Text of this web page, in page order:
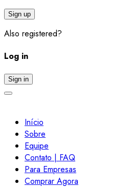
Sign up
Also registered?
Log in
Sign in
Início
Sobre
Equipe
Contato | FAQ
Para Empresas
Comprar Agora